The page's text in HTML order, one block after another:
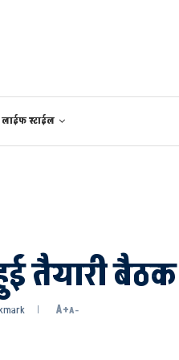
लाईफ स्टाईल
तैयारी बैठक
A+A-